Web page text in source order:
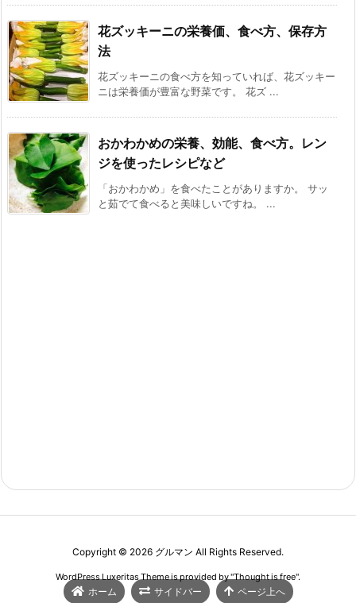
花ズッキーニの栄養価、食べ方、保存方
法
花ズッキーニの食べ方を知っていれば、花ズッキー
ニは栄養価が豊富な野菜です。 花ズ ...
おかわかめの栄養、効能、食べ方。レン
ジを使ったレシピなど
「おかわかめ」を食べたことがありますか。 サッ
と茹でて食べると美味しいですね。 ...
Copyright © 2026 グルマン All Rights Reserved.
WordPress Luxeritas Theme is provided by "Thought is free".
ホーム サイドバー ページ上へ